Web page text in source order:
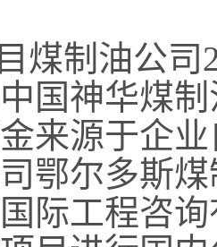
煤制油公司
国神华煤
来源于企
鄂尔多斯
际工程咨